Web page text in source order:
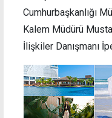
Cumhurbaşkanlığı
Kalem Müdürü
İlişkiler Danışmanı